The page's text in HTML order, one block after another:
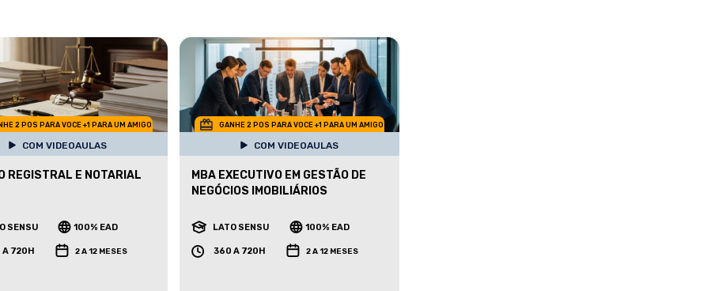
2 POS PARA VOCE +1 PARA UM AMIGO
COM VIDEOAULAS
REGISTRAL E NOTARIAL
SENSU 100% EAD
720H 2 A 12 MESES
GANHE 2 POS PARA VOCE +1 PARA UM AMIGO
COM VIDEOAULAS
MBA EXECUTIVO EM GESTÃO DE
NEGÓCIOS IMOBILIÁRIOS
LATO SENSU 100% EAD
360 A 720H 2 A 12 MESES